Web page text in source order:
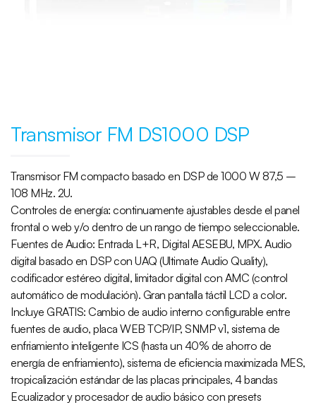
Transmisor FM DS1000 DSP
Transmisor FM compacto basado en DSP de 1000 W 87,5 –
108 MHz. 2U.
Controles de energía: continuamente ajustables desde el panel
frontal o web y/o dentro de un rango de tiempo seleccionable.
Fuentes de Audio: Entrada L+R, Digital AESEBU, MPX. Audio
digital basado en DSP con UAQ (Ultimate Audio Quality),
codificador estéreo digital, limitador digital con AMC (control
automático de modulación). Gran pantalla táctil LCD a color.
Incluye GRATIS: Cambio de audio interno configurable entre
fuentes de audio, placa WEB TCP/IP, SNMP v1, sistema de
enfriamiento inteligente ICS (hasta un 40% de ahorro de
energía de enfriamiento), sistema de eficiencia maximizada MES,
tropicalización estándar de las placas principales, 4 bandas
Ecualizador y procesador de audio básico con presets